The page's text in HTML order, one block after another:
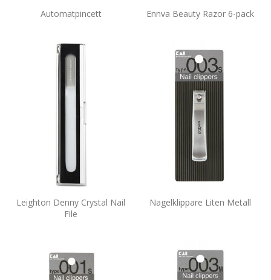
Automatpincett Ennva Beauty Razor 6-pack
Leighton Denny Crystal Nail
File
Nagelklippare Liten Metall